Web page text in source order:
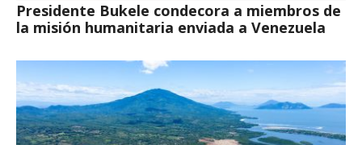
Presidente Bukele condecora a miembros de
la misión humanitaria enviada a Venezuela